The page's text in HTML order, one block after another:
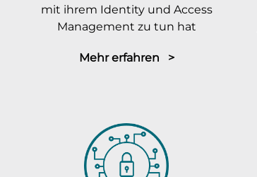
mit ihrem Identity und Access
Management zu tun hat
Mehr erfahren >